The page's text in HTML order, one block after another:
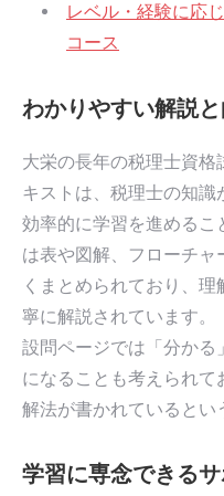
レベル・経験に応
コース
わかりやすい解説
大栄の長年の税理士資
キストは、税理士の知識
効率的に学習を進める
は表や図解、フローチ
くまとめられており、
寧に解説されています。
設問ページでは「分かる
になることも考えられ
解法が書かれているとい
学習に専念できる